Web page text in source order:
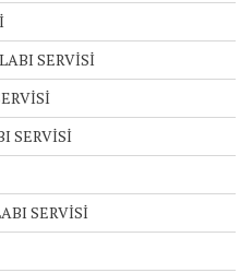
SERVİSİ
SERVİSİ
SERVİSİ